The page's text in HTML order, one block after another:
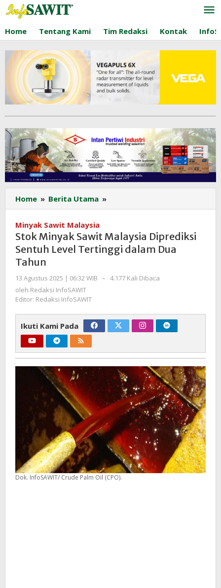
Lewati
ke
konten
Home Tentang Kami Tim Redaksi Kontak
Home » Berita Utama »
Minyak
Malaysia
Diprediksi
Sentuh
Tertinggi
Minyak Sawit Malaysia
Stok Minyak Sawit Malaysia Diprediksi
Sentuh Level Tertinggi dalam Dua
Tahun
13 Agustus 2025 | 06:32 WIB
oleh
-
4.177 Kali Dibaca
oleh Redaksi InfoSAWIT
Editor: Redaksi InfoSAWIT
Ikuti Kami Pada
Dok. InfoSAWIT/ Crude Palm Oil (CPO).